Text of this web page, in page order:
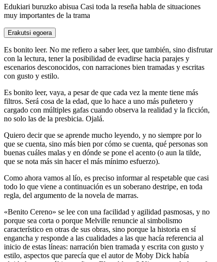
Edukiari buruzko abisua Casi toda la reseña habla de situaciones
muy importantes de la trama
Erakutsi egoera
Es bonito leer. No me refiero a saber leer, que también, sino disfrutar
con la lectura, tener la posibilidad de evadirse hacia parajes y
escenarios desconocidos, con narraciones bien tramadas y escritas
con gusto y estilo.
Es bonito leer, vaya, a pesar de que cada vez la mente tiene más
filtros. Será cosa de la edad, que lo hace a uno más puñetero y
cargado con múltiples gafas cuando observa la realidad y la ficción,
no solo las de la presbicia. Ojalá.
Quiero decir que se aprende mucho leyendo, y no siempre por lo
que se cuenta, sino más bien por cómo se cuenta, qué personas son
buenas cuáles malas y en dónde se pone el acento (o aun la tilde,
que se nota más sin hacer el más mínimo esfuerzo).
Como ahora vamos al lío, es preciso informar al respetable que casi
todo lo que viene a continuación es un soberano destripe, en toda
regla, del argumento de la novela de marras.
«Benito Cereno» se lee con una facilidad y agilidad pasmosas, y no
porque sea corta o porque Melville renuncie al simbolismo
característico en otras de sus obras, sino porque la historia en sí
engancha y responde a las cualidades a las que hacía referencia al
inicio de estas líneas: narración bien tramada y escrita con gusto y
estilo, aspectos que parecía que el autor de Moby Dick había